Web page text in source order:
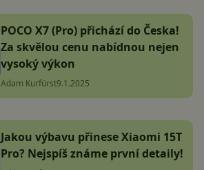
POCO X7 (Pro) přichází do Česka!
Za skvělou cenu nabídnou nejen
vysoký výkon
Adam Kurfürst9.1.2025
Jakou výbavu přinese Xiaomi 15T
Pro? Nejspíš známe první detaily!